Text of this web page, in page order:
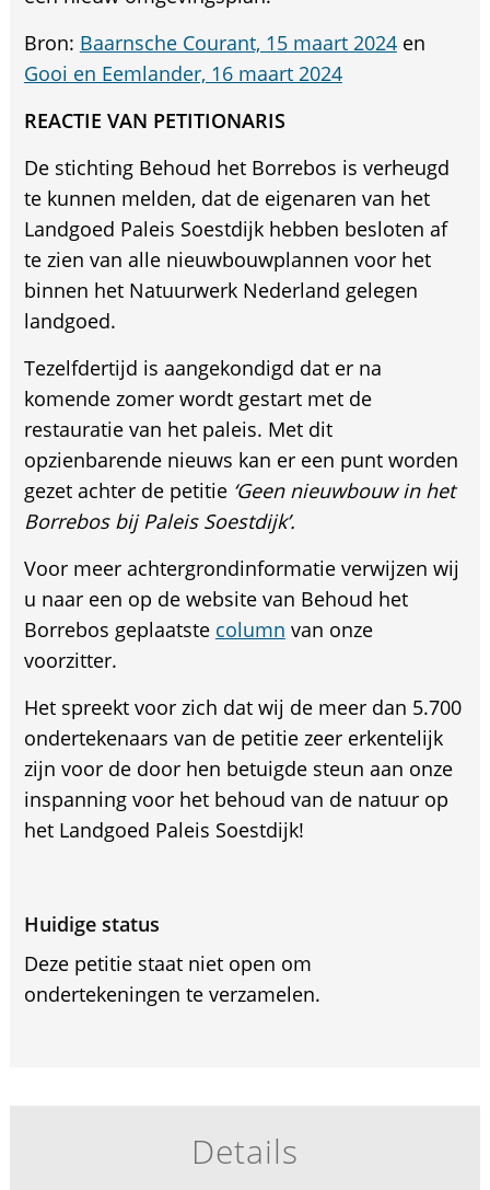
Bron: Baarnsche Courant, 15 maart 2024en
Gooi en Eemlander, 16 maart 2024
REACTIE VAN PETITIONARIS
De stichting Behoud het Borrebos is verheugd
te kunnen melden, dat de eigenaren van het
Landgoed Paleis Soestdijk hebben besloten af
te zien van alle nieuwbouwplannen voor het
binnen het Natuurwerk Nederland gelegen
landgoed.
Tezelfdertijd is aangekondigd dat er na
komende zomer wordt gestart met de
restauratie van het paleis. Met dit
opzienbarende nieuws kan er een punt worden
gezet achter de petitie ‘Geen nieuwbouw in het
Borrebos bij Paleis Soestdijk’.
Voor meer achtergrondinformatie verwijzen wij
u naar een op de website van Behoud het
Borrebos geplaatste column van onze
voorzitter.
Het spreekt voor zich dat wij de meer dan 5.700
ondertekenaars van de petitie zeer erkentelijk
zijn voor de door hen betuigde steun aan onze
inspanning voor het behoud van de natuur op
het Landgoed Paleis Soestdijk!
Huidige status
Deze petitie staat niet open om
ondertekeningen te verzamelen.
Details